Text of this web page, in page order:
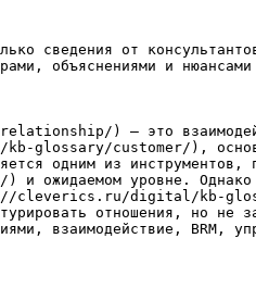
сведения от
объяснениями и нюансами
) — это
customer/),
из инструментов,
уровне. Однако
cleverics.ru/digital/kb-
отношения, но не
взаимодействие, BRM,